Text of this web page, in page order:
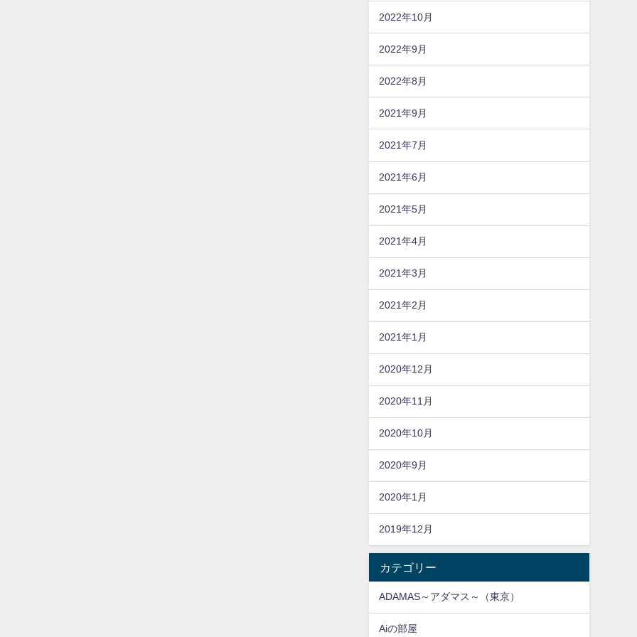
2022年10月
2022年9月
2022年8月
2021年9月
2021年7月
2021年6月
2021年5月
2021年4月
2021年3月
2021年2月
2021年1月
2020年12月
2020年11月
2020年10月
2020年9月
2020年1月
2019年12月
カテゴリー
ADAMAS～アダマス～（東京）
Aiの部屋